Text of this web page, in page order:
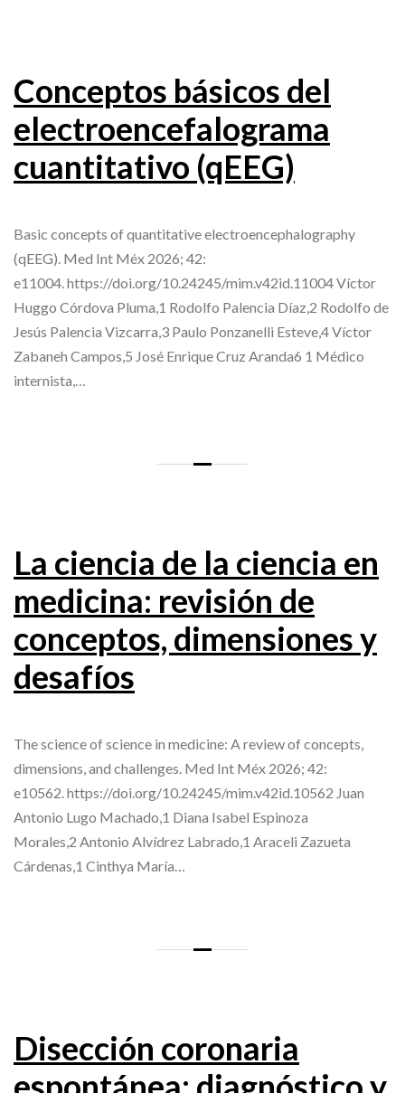
Conceptos básicos del
electroencefalograma
cuantitativo (qEEG)
Basic concepts of quantitative electroencephalography
(qEEG). Med Int Méx 2026; 42:
e11004. https://doi.org/10.24245/mim.v42id.11004 Víctor
Huggo Córdova Pluma,1 Rodolfo Palencia Díaz,2 Rodolfo de
Jesús Palencia Vizcarra,3 Paulo Ponzanelli Esteve,4 Víctor
Zabaneh Campos,5 José Enrique Cruz Aranda6 1 Médico
internista,…
La ciencia de la ciencia en
medicina: revisión de
conceptos, dimensiones y
desafíos
The science of science in medicine: A review of concepts,
dimensions, and challenges. Med Int Méx 2026; 42:
e10562. https://doi.org/10.24245/mim.v42id.10562 Juan
Antonio Lugo Machado,1 Diana Isabel Espinoza
Morales,2 Antonio Alvídrez Labrado,1 Araceli Zazueta
Cárdenas,1 Cinthya María…
Disección coronaria